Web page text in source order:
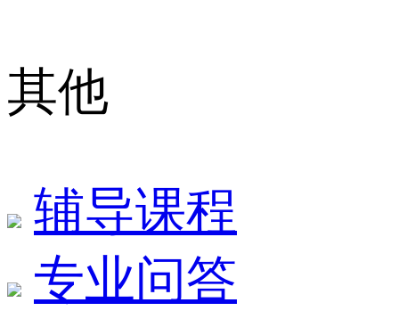
其他
辅导课程
专业问答